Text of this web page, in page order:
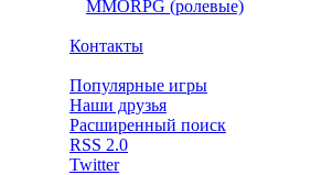
MMORPG (ролевые)
Контакты
Популярные игры
Наши друзья
Расширенный поиск
RSS 2.0
Twitter